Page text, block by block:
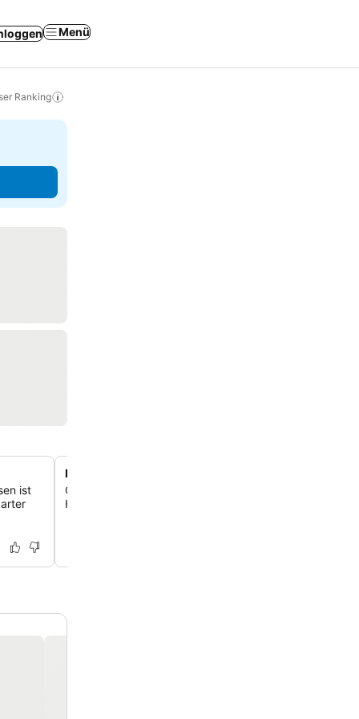
Menü
Ranking
ist
Premiumzimmer mit Kochnische
Gönn dir ein Upgrade auf ein Premiumzimmer für noch
Hier hast du eine Kochnische mit Kühlschrank,